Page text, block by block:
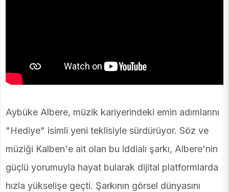
Aybüke Albere, müzik kariyerindeki emin adımlarını
"Hediye" isimli yeni teklisiyle sürdürüyor. Söz ve
müziği Kalben'e ait olan bu iddialı şarkı, Albere'nin
güçlü yorumuyla hayat bularak dijital platformlarda
hızla yükselişe geçti. Şarkının görsel dünyasını